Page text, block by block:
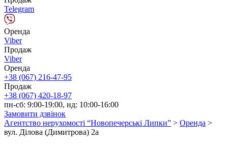
Telegram
Оренда
Viber
Продаж
Viber
Оренда
+38 (067) 216-47-95
Продаж
+38 (067) 420-18-97
пн-сб: 9:00-19:00, нд: 10:00-16:00
Замовити дзвінок
Агентство нерухомості “Новопечерські Липки” > Оренда >
вул. Ділова (Димитрова) 2а